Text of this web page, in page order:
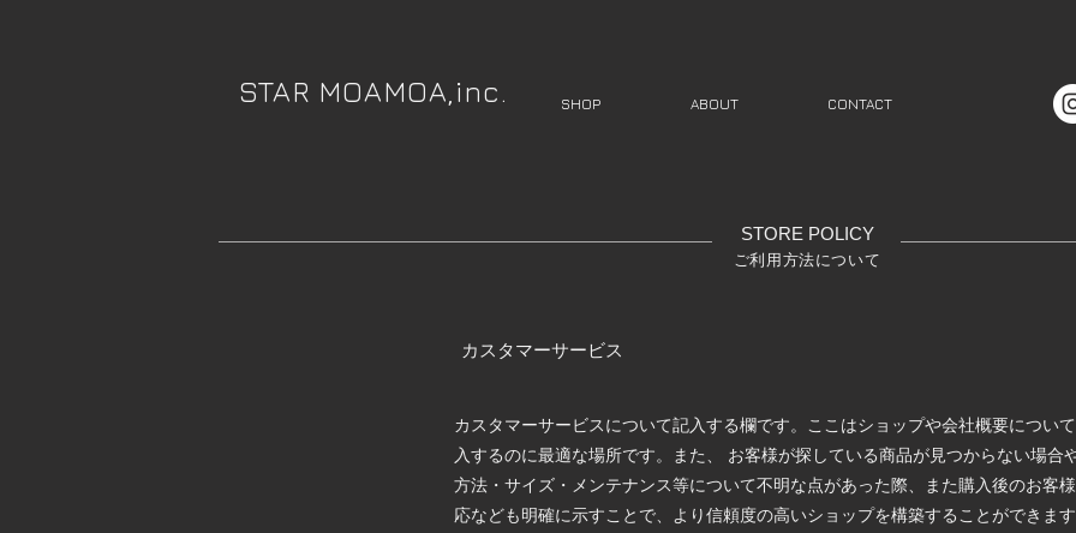
STAR MOAMOA,inc. SHOP ABOUT CONTACT
STORE POLICY​
ご利用方法について
カスタマーサービス
カスタマーサービスについて記入する欄です。ここはショップや会社概要につい
入するのに最適な場所です。また、 お客様が探している商品が見つからない場合
方法・サイズ・メンテナンス等について不明な点があった際、また購入後のお客
応なども明確に示すことで、より信頼度の高いショップを構築することができま